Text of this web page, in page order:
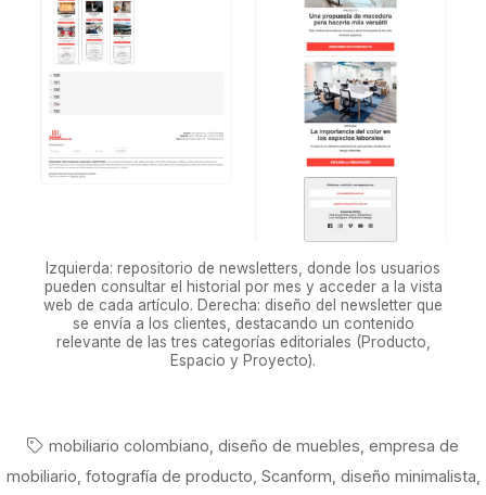
Izquierda: repositorio de newsletters, donde los usuarios
pueden consultar el historial por mes y acceder a la vista
web de cada artículo. Derecha: diseño del newsletter que
se envía a los clientes, destacando un contenido
relevante de las tres categorías editoriales (Producto,
Espacio y Proyecto).
mobiliario colombiano diseño de muebles empresa de
mobiliario fotografía de producto Scanform diseño minimalista